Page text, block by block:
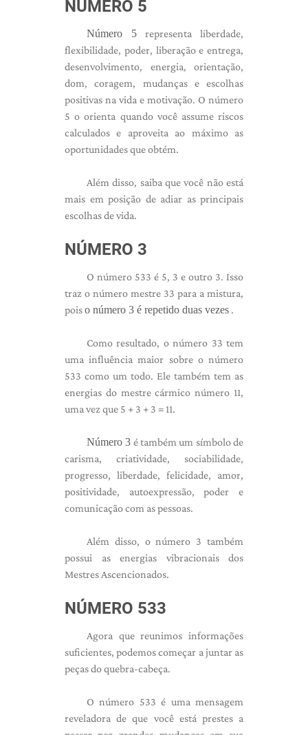
NÚMERO 5
Número 5 representa liberdade,
flexibilidade, poder, liberação e entrega,
desenvolvimento, energia, orientação,
dom, coragem, mudanças e escolhas
positivas na vida e motivação. O número
5 o orienta quando você assume riscos
calculados e aproveita ao máximo as
oportunidades que obtém.
Além disso, saiba que você não está
mais em posição de adiar as principais
escolhas de vida.
NÚMERO 3
O número 533 é 5, 3 e outro 3. Isso
traz o número mestre 33 para a mistura,
poiso número 3 é repetido duas vezes .
Como resultado, o número 33 tem
uma influência maior sobre o número
533 como um todo. Ele também tem as
energias do mestre cármico número 11,
uma vez que 5 + 3 + 3 = 11.
Número 3 é também um símbolo de
carisma, criatividade, sociabilidade,
progresso, liberdade, felicidade, amor,
positividade, autoexpressão, poder e
comunicação com as pessoas.
Além disso, o número 3 também
possui as energias vibracionais dos
Mestres Ascencionados.
NÚMERO 533
Agora que reunimos informações
suficientes, podemos começar a juntar as
peças do quebra-cabeça.
O número 533 é uma mensagem
reveladora de que você está prestes a